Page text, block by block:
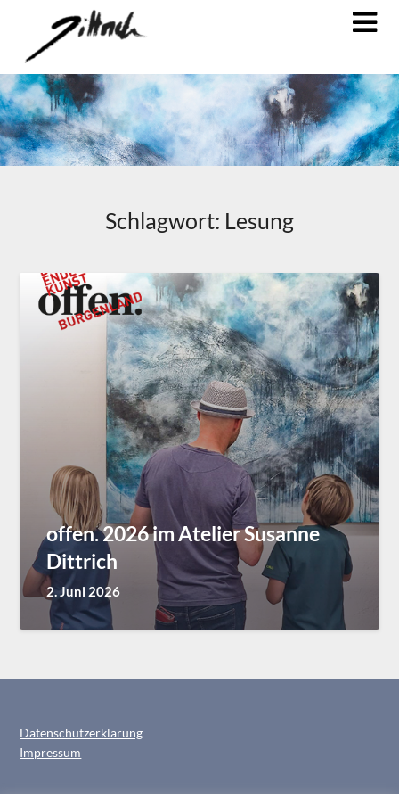
Schlagwort: Lesung
offen. 2026 im Atelier Susanne
Dittrich
2. Juni 2026
Datenschutzerklärung
Impressum